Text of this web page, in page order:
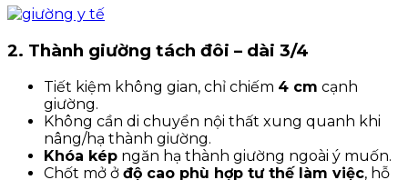
2. Thành giường tách đôi – dài 3/4
Tiết kiệm không gian, chỉ chiếm 4 cm cạnh
giường.
Không cần di chuyển nội thất xung quanh khi
nâng/hạ thành giường.
Khóa kép ngăn hạ thành giường ngoài ý muốn.
Chốt mở ở độ cao phù hợp tư thế làm việc, hỗ